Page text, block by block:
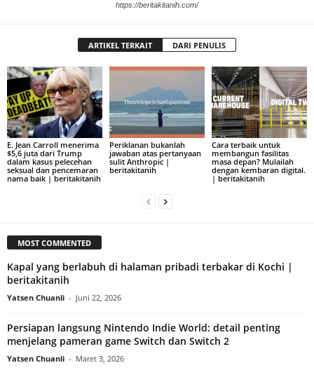
https://beritakitanih.com/
ARTIKEL TERKAIT DARI PENULIS
E. Jean Carroll menerima
$5,6 juta dari Trump
dalam kasus pelecehan
seksual dan pencemaran
nama baik | beritakitanih
Periklanan bukanlah
jawaban atas pertanyaan
sulit Anthropic |
beritakitanih
Cara terbaik untuk
membangun fasilitas
masa depan? Mulailah
dengan kembaran digital.
| beritakitanih
MOST COMMENTED
Kapal yang berlabuh di halaman pribadi terbakar di Kochi |
beritakitanih
Yatsen Chuanli - Juni 22, 2026
Persiapan langsung Nintendo Indie World: detail penting
menjelang pameran game Switch dan Switch 2
Yatsen Chuanli - Maret 3, 2026